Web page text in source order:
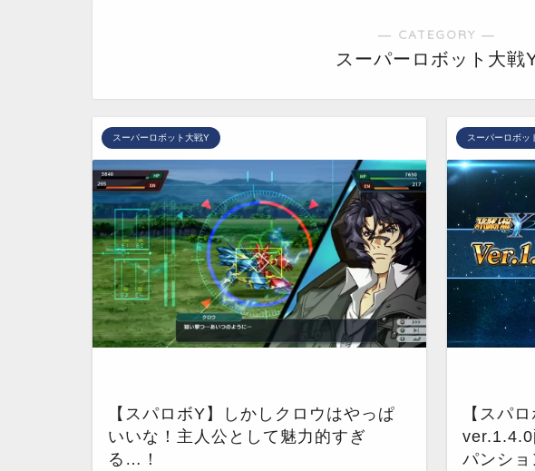
― CATEGORY ―
スーパーロボット大戦
スーパーロボット大戦Y
【スパロボY】しかしクロウはやっぱ
いいな！主人公として魅力的すぎ
る…！
スーパーロボッ
【スパ
ver.1.4.0
パンショ